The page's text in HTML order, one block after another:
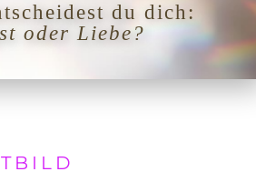
du dich:
oder Liebe?